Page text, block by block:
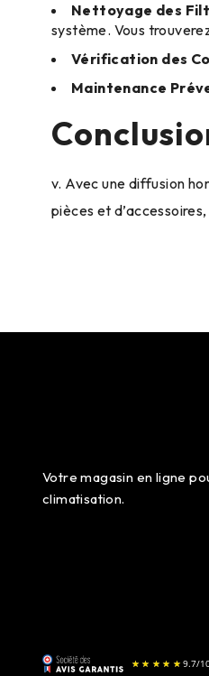
Nettoyage des
système. Vous
Vérification des
Maintenance
v. Avec une diffusion
pièces et
Votre magasin en ligne
climatisation.